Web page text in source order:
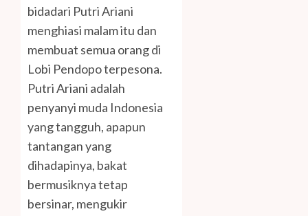
bidadari Putri Ariani
menghiasi malam itu dan
membuat semua orang di
Lobi Pendopo terpesona.
Putri Ariani adalah
penyanyi muda Indonesia
yang tangguh, apapun
tantangan yang
dihadapinya, bakat
bermusiknya tetap
bersinar, mengukir